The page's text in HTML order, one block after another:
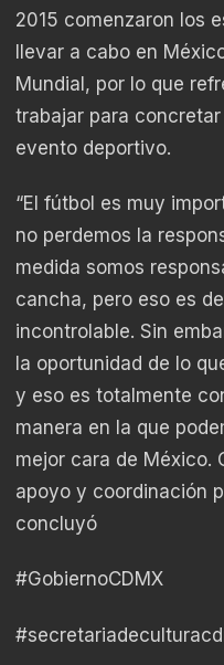
2015 comenzaron los
llevar a cabo en
Mundial, por lo que
trabajar para
evento deportivo.
“El fútbol es muy
no perdemos la
medida somos
cancha, pero eso es
incontrolable. Sin
la oportunidad de lo
y eso es totalmente
manera en la que
mejor cara de México.
apoyo y coordinación
concluyó
#GobiernoCDMX